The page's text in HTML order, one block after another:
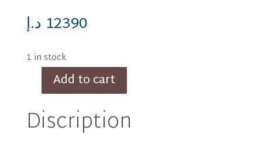
12390 د.إ
1 in stock
Black
Add to cart
Discription